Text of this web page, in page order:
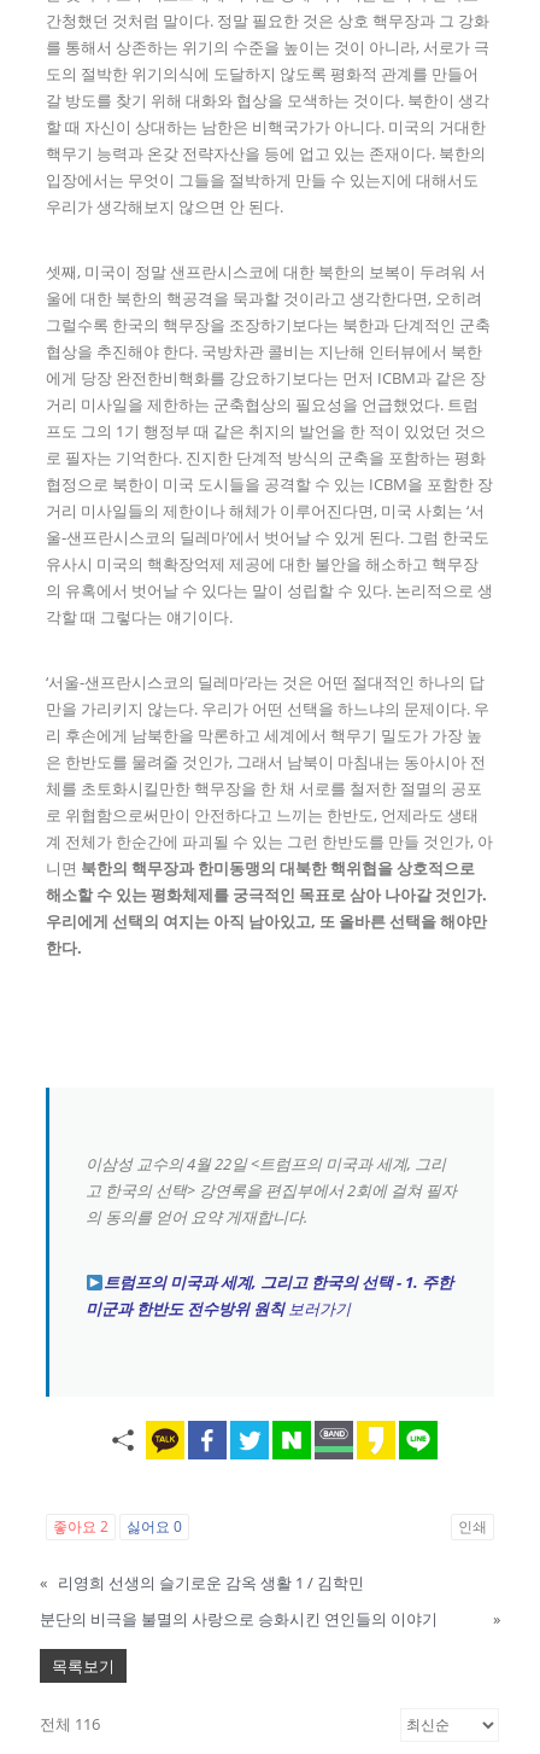
간청했던 것처럼 말이다. 정말 필요한 것은 상호 핵무장과 그 강화
를 통해서 상존하는 위기의 수준을 높이는 것이 아니라, 서로가 극
도의 절박한 위기의식에 도달하지 않도록 평화적 관계를 만들어
갈 방도를 찾기 위해 대화와 협상을 모색하는 것이다. 북한이 생각
할 때 자신이 상대하는 남한은 비핵국가가 아니다. 미국의 거대한
핵무기 능력과 온갖 전략자산을 등에 업고 있는 존재이다. 북한의
입장에서는 무엇이 그들을 절박하게 만들 수 있는지에 대해서도
우리가 생각해보지 않으면 안 된다.
셋째, 미국이 정말 샌프란시스코에 대한 북한의 보복이 두려워 서
울에 대한 북한의 핵공격을 묵과할 것이라고 생각한다면, 오히려
그럴수록 한국의 핵무장을 조장하기보다는 북한과 단계적인 군축
협상을 추진해야 한다. 국방차관 콜비는 지난해 인터뷰에서 북한
에게 당장 완전한비핵화를 강요하기보다는 먼저 ICBM과 같은 장
거리 미사일을 제한하는 군축협상의 필요성을 언급했었다. 트럼
프도 그의 1기 행정부 때 같은 취지의 발언을 한 적이 있었던 것으
로 필자는 기억한다. 진지한 단계적 방식의 군축을 포함하는 평화
협정으로 북한이 미국 도시들을 공격할 수 있는 ICBM을 포함한 장
거리 미사일들의 제한이나 해체가 이루어진다면, 미국 사회는 ‘서
울-샌프란시스코의 딜레마’에서 벗어날 수 있게 된다. 그럼 한국도
유사시 미국의 핵확장억제 제공에 대한 불안을 해소하고 핵무장
의 유혹에서 벗어날 수 있다는 말이 성립할 수 있다. 논리적으로 생
각할 때 그렇다는 얘기이다.
‘서울-샌프란시스코의 딜레마’라는 것은 어떤 절대적인 하나의 답
만을 가리키지 않는다. 우리가 어떤 선택을 하느냐의 문제이다. 우
리 후손에게 남북한을 막론하고 세계에서 핵무기 밀도가 가장 높
은 한반도를 물려줄 것인가, 그래서 남북이 마침내는 동아시아 전
체를 초토화시킬만한 핵무장을 한 채 서로를 철저한 절멸의 공포
로 위협함으로써만이 안전하다고 느끼는 한반도, 언제라도 생태
계 전체가 한순간에 파괴될 수 있는 그런 한반도를 만들 것인가, 아
니면 북한의 핵무장과 한미동맹의 대북한 핵위협을 상호적으로
해소할 수 있는 평화체제를 궁극적인 목표로 삼아 나아갈 것인가.
우리에게 선택의 여지는 아직 남아있고, 또 올바른 선택을 해야만
한다.
이삼성 교수의 4월 22일 <트럼프의 미국과 세계, 그리
고 한국의 선택> 강연록을 편집부에서 2회에 걸쳐 필자
의 동의를 얻어 요약 게재합니다.
트럼프의 미국과 세계, 그리고 한국의 선택 - 1. 주한
미군과 한반도 전수방위 원칙보러가기
좋아요2 싫어요0 인쇄
« 리영희 선생의 슬기로운 감옥 생활 1 / 김학민
분단의 비극을 불멸의 사랑으로 승화시킨 연인들의 이야기
»
목록보기
전체 116